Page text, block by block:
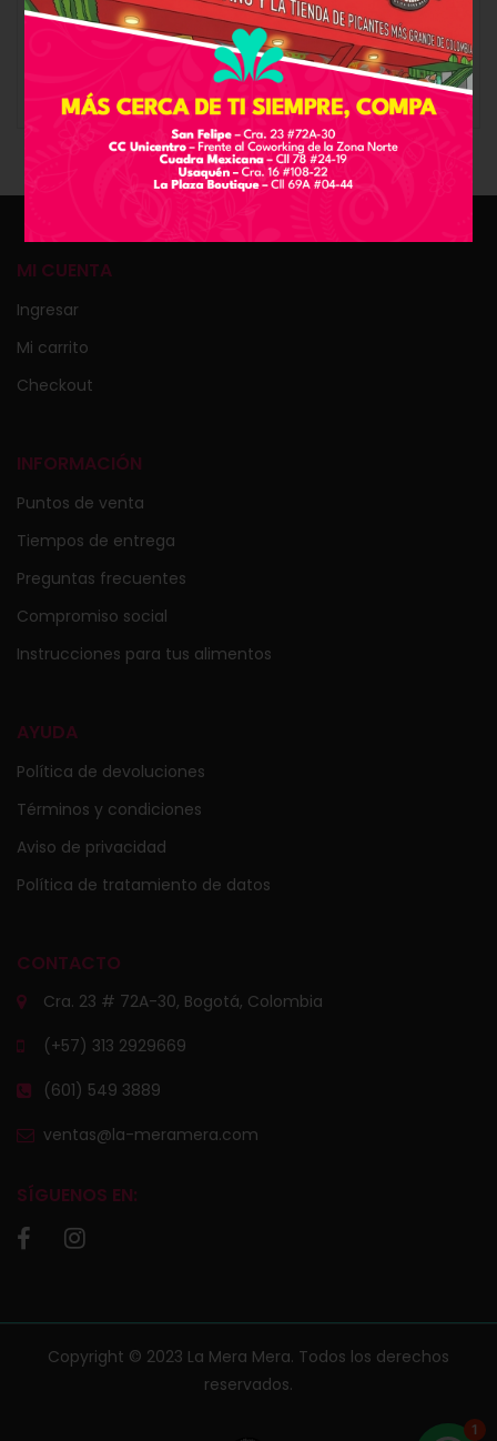
aumentando gradualmente el picante. Ideal para
quienes buscan un desafío ardiente y un sabor
intenso. ¡Compra Serpiente Coral y siente el verdadero
fuego en tus platos!
MI CUENTA
Ingresar
Mi carrito
Checkout
INFORMACIÓN
Puntos de venta
Tiempos de entrega
Preguntas frecuentes
Compromiso social
Instrucciones para tus alimentos
AYUDA
Política de devoluciones
Términos y condiciones
Aviso de privacidad
Política de tratamiento de datos
CONTACTO
Cra. 23 # 72A-30, Bogotá, Colombia
(+57) 313 2929669
(601) 549 3889
ventas@la-meramera.com
SÍGUENOS EN:
Copyright © 2023 La Mera Mera. Todos los derechos
reservados.
1